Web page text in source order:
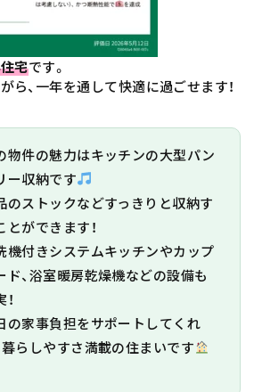
宅です。
ら、一年を通して快適に過ごせます！
物件の魅力はキッチンの大型パン
ー収納です
のストックなどすっきりと収納す
とができます！
機付きシステムキッチンやカップ
ド、浴室暖房乾燥機などの設備も
の家事負担をサポートしてくれ
暮らしやすさ満載の住まいです